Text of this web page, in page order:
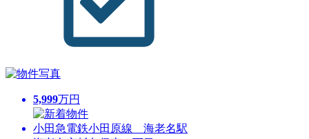
5,999万円
小田急電鉄小田原線 海老名駅